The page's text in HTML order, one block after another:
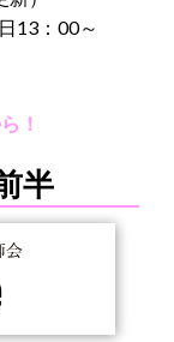
13：00～
！
半